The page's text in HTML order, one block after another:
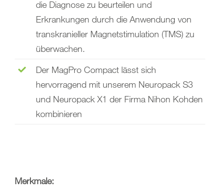
die Diagnose zu beurteilen und
Erkrankungen durch die Anwendung von
transkranieller Magnetstimulation (TMS) zu
überwachen.
Der MagPro Compact lässt sich
hervorragend mit unserem Neuropack S3
und Neuropack X1 der Firma Nihon Kohden
kombinieren
Merkmale: